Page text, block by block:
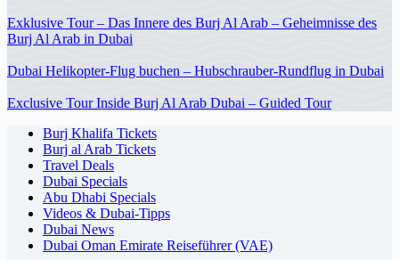
Exklusive Tour – Das Innere des Burj Al Arab – Geheimnisse des
Burj Al Arab in Dubai
Dubai Helikopter-Flug buchen – Hubschrauber-Rundflug in Dubai
Exclusive Tour Inside Burj Al Arab Dubai – Guided Tour
Burj Khalifa Tickets
Burj al Arab Tickets
Travel Deals
Dubai Specials
Abu Dhabi Specials
Videos & Dubai-Tipps
Dubai News
Dubai Oman Emirate Reiseführer (VAE)